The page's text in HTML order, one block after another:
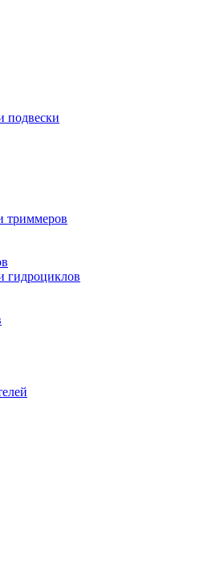
подвески
триммеров
гидроциклов